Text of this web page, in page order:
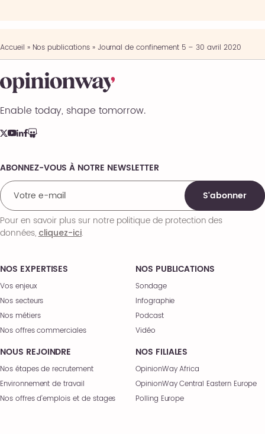
Accueil » Nos publications» Journal de confinement 5 – 30 avril 2020
Enable today, shape tomorrow.
NOS EXPERTISES
Vos enjeux
Nos secteurs
Nos métiers
Nos offres commerciales
NOS PUBLICATIONS
Sondage
Infographie
Podcast
Vidéo
NOUS REJOINDRE
Nos étapes de recrutement
Environnement de travail
Nos offres d’emplois et de stages
NOS FILIALES
OpinionWay Africa
OpinionWay Central Eastern Europe
Polling Europe
Comments
ABONNEZ-VOUS À NOTRE NEWSLETTER
S'abonner
Pour en savoir plus sur notre politique de protection des
données,cliquez-ici.